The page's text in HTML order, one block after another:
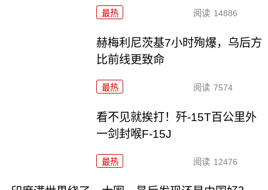
最热 阅读 14886
赫梅利尼茨基7小时殉爆，乌后方
比前线更致命
最热 阅读 7574
看不见就挨打！歼-15T百公里外
一剑封喉F-15J
最热 阅读 12476